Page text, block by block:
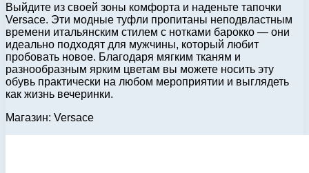
Выйдите из своей зоны комфорта и наденьте тапочки
Versace. Эти модные туфли пропитаны неподвластным
времени итальянским стилем с нотками барокко — они
идеально подходят для мужчины, который любит
пробовать новое. Благодаря мягким тканям и
разнообразным ярким цветам вы можете носить эту
обувь практически на любом мероприятии и выглядеть
как жизнь вечеринки.
Магазин: Versace